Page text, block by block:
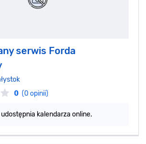
serwis Forda
0 (0 opinii)
kalendarza online.